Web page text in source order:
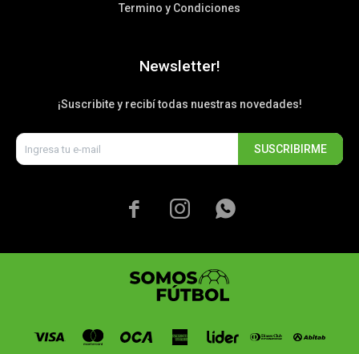
Termino y Condiciones
Newsletter!
¡Suscribite y recibí todas nuestras novedades!
SUSCRIBIRME
  